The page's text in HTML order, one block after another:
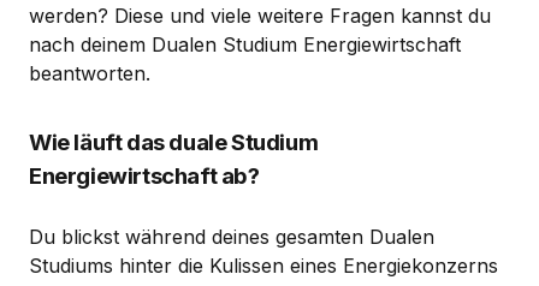
werden? Diese und viele weitere Fragen kannst du
nach deinem Dualen Studium Energiewirtschaft
beantworten.
Wie läuft das duale Studium
Energiewirtschaft ab?
Du blickst während deines gesamten Dualen
Studiums hinter die Kulissen eines Energiekonzerns